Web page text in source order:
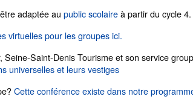
adaptée au public scolaireà partir du cycle 4.
virtuelles pour les groupes ici.
Seine-Saint-Denis Tourisme et son service
universelles et leurs vestiges
Cette conférence existe dans notre